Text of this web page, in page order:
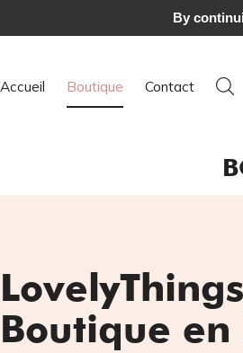
Accueil Boutique Contact
Boutique
By